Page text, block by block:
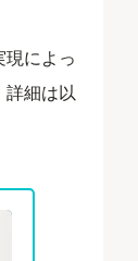
によっ
詳細は以